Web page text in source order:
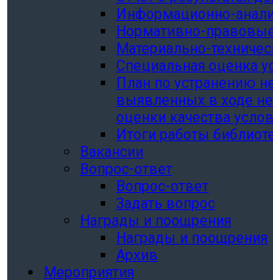
Информационно-
Нормативно-
Материально-
Специальная оценка
План по устранению
выявленных в ходе
оценки качества
Итоги работы
Вакансии
Вопрос-ответ
Вопрос-ответ
Задать вопрос
Награды и поощрения
Награды и поощрения
Архив
Мероприятия